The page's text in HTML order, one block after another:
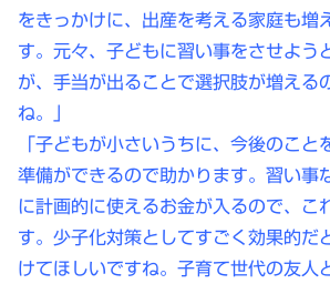
をきっかけに、出産を考える家庭も増
す。元々、子どもに習い事をさせよう
が、手当が出ることで選択肢が増える
ね。」
「子どもが小さいうちに、今後のこと
準備ができるので助かります。習い事
に計画的に使えるお金が入るので、こ
す。少子化対策としてすごく効果的だ
けてほしいですね。子育て世代の友人